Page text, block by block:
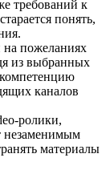
требований к
понять,
на пожеланиях
из выбранных
каналов
ролики,
незаменимым
материалы